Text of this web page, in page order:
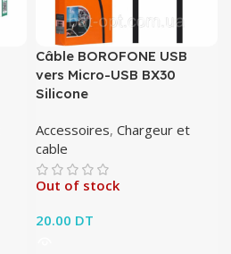
Câble BOROFONE USB
vers Micro-USB BX30
Silicone
Accessoires, Chargeur et
cable
Out of stock
20.00 DT